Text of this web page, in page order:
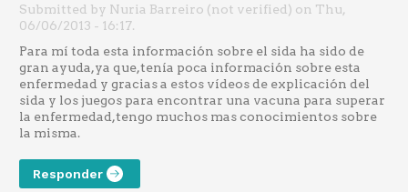
Submitted by Nuria Barreiro (not verified) on Thu,
06/06/2013 - 16:17.
Para mí toda esta información sobre el sida ha sido de
gran ayuda,ya que,tenía poca información sobre esta
enfermedad y gracias a estos vídeos de explicación del
sida y los juegos para encontrar una vacuna para superar
la enfermedad,tengo muchos mas conocimientos sobre
la misma.
Responder